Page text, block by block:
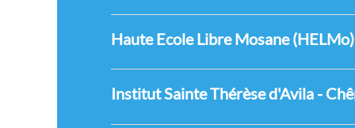
Haute Ecole Libre Mosane (HELMo)
Institut Sainte Thérèse d'Avila -